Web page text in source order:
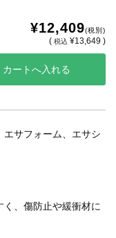
¥12,409(税別)
(税込 ¥13,649 )
エサフォーム、エサシ
、傷防止や緩衝材に